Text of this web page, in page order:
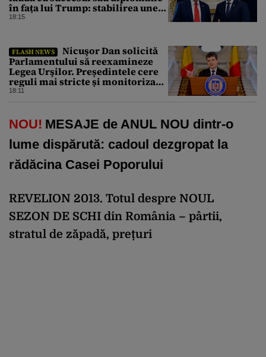
în fața lui Trump: stabilirea unei
prezențe americane permanente
18:15
FLASH NEWS
Nicuşor Dan solicită
Parlamentului să reexamineze
Legea Urşilor. Președintele cere
reguli mai stricte și monitorizare
în timp real
18:11
NOU! MESAJE de ANUL NOU dintr-o
lume dispărută: cadoul dezgropat la
rădăcina Casei Poporului
REVELION 2013. Totul despre NOUL
SEZON DE SCHI din România – pârtii,
stratul de zăpadă, prețuri